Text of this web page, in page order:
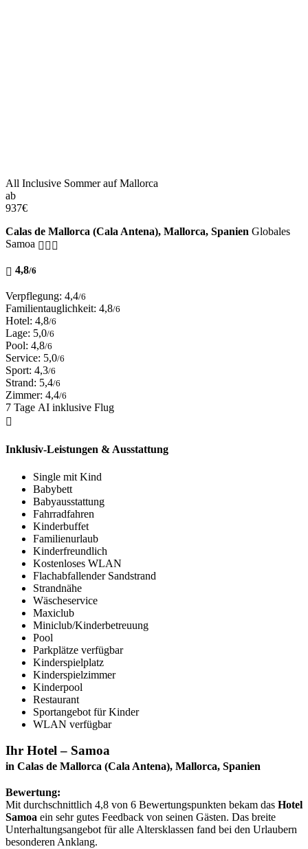
All Inclusive Sommer auf Mallorca
ab
937€
Calas de Mallorca (Cala Antena), Mallorca, Spanien Globales
Samoa
4,8/6
Verpflegung: 4,4/6
Familientauglichkeit: 4,8/6
Hotel: 4,8/6
Lage: 5,0/6
Pool: 4,8/6
Service: 5,0/6
Sport: 4,3/6
Strand: 5,4/6
Zimmer: 4,4/6
7 Tage AI inklusive Flug
Inklusiv-Leistungen & Ausstattung
Single mit Kind
Babybett
Babyausstattung
Fahrradfahren
Kinderbuffet
Familienurlaub
Kinderfreundlich
Kostenloses WLAN
Flachabfallender Sandstrand
Strandnähe
Wäscheservice
Maxiclub
Miniclub/Kinderbetreuung
Pool
Parkplätze verfügbar
Kinderspielplatz
Kinderspielzimmer
Kinderpool
Restaurant
Sportangebot für Kinder
WLAN verfügbar
Ihr Hotel – Samoa
in Calas de Mallorca (Cala Antena), Mallorca, Spanien
Bewertung:
Mit durchschnittlich 4,8 von 6 Bewertungspunkten bekam das Hotel
Samoa ein sehr gutes Feedback von seinen Gästen. Das breite
Unterhaltungsangebot für alle Altersklassen fand bei den Urlaubern
besonderen Anklang.